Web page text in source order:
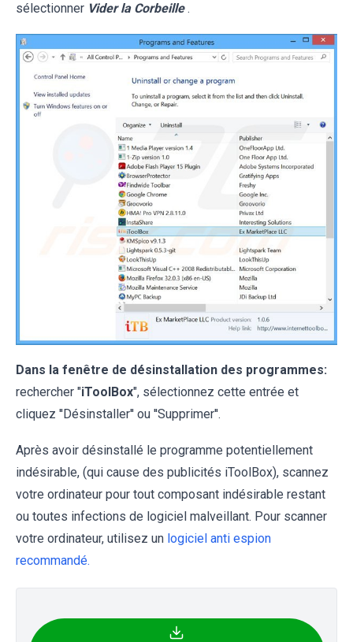
sélectionner Vider la Corbeille .
Dans la fenêtre de désinstallation des programmes:
rechercher "iToolBox", sélectionnez cette entrée et
cliquez ''Désinstaller'' ou ''Supprimer''.
Après avoir désinstallé le programme potentiellement
indésirable, (qui cause des publicités iToolBox), scannez
votre ordinateur pour tout composant indésirable restant
ou toutes infections de logiciel malveillant. Pour scanner
votre ordinateur, utilisez un logiciel anti espion
recommandé.